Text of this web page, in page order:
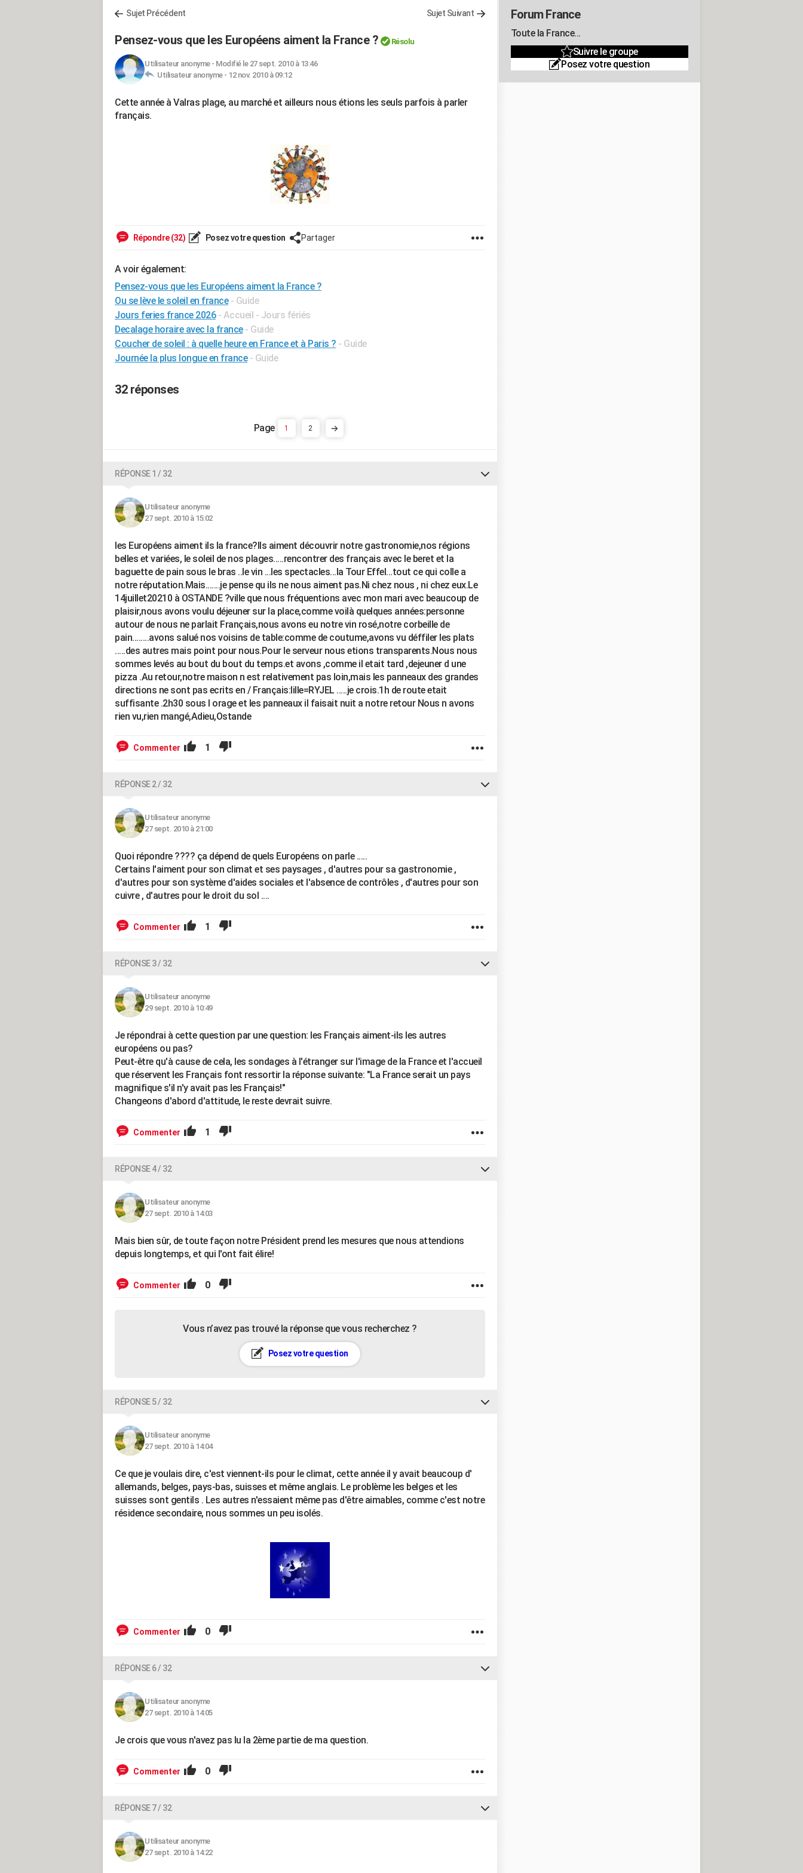
Sujet Précédent Sujet Suivant
Pensez-vous que les Européens aiment la France ? Résolu
Utilisateur anonyme- Modifié le 27 sept. 2010 à 13:46
Utilisateur anonyme - 12 nov. 2010 à 09:12
Cette année à Valras plage, au marché et ailleurs nous étions les seuls parfois à parler
français.
Répondre (32) Posez votre question Partager
A voir également:
Pensez-vous que les Européens aiment la France ?
Ou se lève le soleil en france - Guide
Jours feries france 2026 - Accueil - Jours fériés
Decalage horaire avec la france - Guide
Coucher de soleil : à quelle heure en France et à Paris ? - Guide
Journée la plus longue en france - Guide
32 réponses
1 2
RÉPONSE 1 / 32
Utilisateur anonyme
27 sept. 2010 à 15:02
les Européens aiment ils la france?Ils aiment découvrir notre gastronomie,nos régions
belles et variées, le soleil de nos plages.....rencontrer des français avec le beret et la
baguette de pain sous le bras ..le vin ...les spectacles...la Tour Effel...tout ce qui colle a
notre réputation.Mais.......je pense qu ils ne nous aiment pas.Ni chez nous , ni chez eux.Le
14juillet20210 à OSTANDE ?ville que nous fréquentions avec mon mari avec beaucoup de
plaisir,nous avons voulu déjeuner sur la place,comme voilà quelques années:personne
autour de nous ne parlait Français,nous avons eu notre vin rosé,notre corbeille de
pain........avons salué nos voisins de table:comme de coutume,avons vu déffiler les plats
.....des autres mais point pour nous.Pour le serveur nous etions transparents.Nous nous
sommes levés au bout du bout du temps.et avons ,comme il etait tard ,dejeuner d une
pizza .Au retour,notre maison n est relativement pas loin,mais les panneaux des grandes
directions ne sont pas ecrits en / Français:lille=RYJEL .....je crois.1h de route etait
suffisante .2h30 sous l orage et les panneaux il faisait nuit a notre retour Nous n avons
rien vu,rien mangé,Adieu,Ostande
Commenter 1
RÉPONSE 2 / 32
Utilisateur anonyme
27 sept. 2010 à 21:00
Quoi répondre ???? ça dépend de quels Européens on parle .....
Certains l'aiment pour son climat et ses paysages , d'autres pour sa gastronomie ,
d'autres pour son système d'aides sociales et l'absence de contrôles , d'autres pour son
cuivre , d'autres pour le droit du sol ....
Commenter 1
RÉPONSE 3 / 32
Utilisateur anonyme
29 sept. 2010 à 10:49
Je répondrai à cette question par une question: les Français aiment-ils les autres
européens ou pas?
Peut-être qu'à cause de cela, les sondages à l'étranger sur l'image de la France et l'accueil
que réservent les Français font ressortir la réponse suivante: "La France serait un pays
magnifique s'il n'y avait pas les Français!"
Changeons d'abord d'attitude, le reste devrait suivre.
Commenter 1
RÉPONSE 4 / 32
Utilisateur anonyme
27 sept. 2010 à 14:03
Mais bien sûr, de toute façon notre Président prend les mesures que nous attendions
depuis longtemps, et qui l'ont fait élire!
Commenter 0
Vous n’avez pas trouvé la réponse que vous recherchez ?
Posez votre question
RÉPONSE 5 / 32
Utilisateur anonyme
27 sept. 2010 à 14:04
Ce que je voulais dire, c'est viennent-ils pour le climat, cette année il y avait beaucoup d'
allemands, belges, pays-bas, suisses et même anglais. Le problème les belges et les
suisses sont gentils . Les autres n'essaient même pas d'être aimables, comme c'est notre
résidence secondaire, nous sommes un peu isolés.
Commenter 0
RÉPONSE 6 / 32
Utilisateur anonyme
27 sept. 2010 à 14:05
Je crois que vous n'avez pas lu la 2ème partie de ma question.
Commenter 0
RÉPONSE 7 / 32
Utilisateur anonyme
27 sept. 2010 à 14:22
Forum France
Toute la France...
Suivre le groupe
Posez votre question